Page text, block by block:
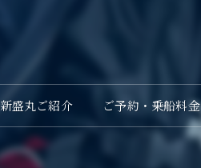
新盛丸ご紹介 ご予約・乗船料金